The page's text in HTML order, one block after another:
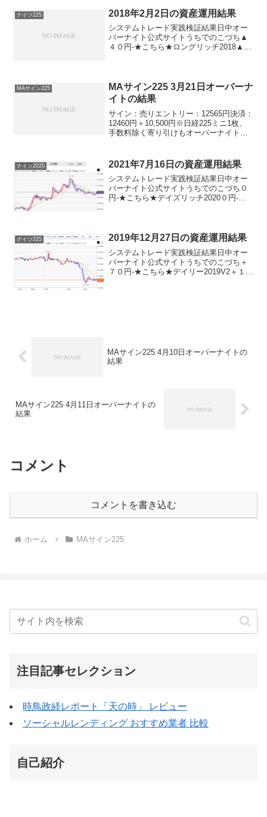
ナイツ225 2018年2月2日の資産運用結果
システムトレード実践検証結果日中オー
バーナイト公式サイトうちでのこづち▲
４０円-★こちら★ロングリッチ2018▲４
★...
MAサイン225
MAサイン225 3月21日オーバーナ
イトの結果
サイン：売りエントリー：12565円決済：
12460円＋10,500円※日経225ミニ1枚、
手数料除く寄り引けもオーバーナイトも
した。どんどん勝ってくださいよー！！
と祈...
ナイツ2020 2021年7月16日の資産運用結果
システムトレード実践検証結果日中オー
バーナイト公式サイトうちでのこづち０
円-★こちら★デイズリッチ2020０円-★
ナイツ225 2019年12月27日の資産運用結果
システムトレード実践検証結果日中オー
バーナイト公式サイトうちでのこづち＋
７０円-★こちら★デイリー2019V2＋１６
MAサイン225 4月10日オーバーナイトの
結果
MAサイン225 4月11日オーバーナイトの
結果
コメント
コメントを書き込む
ホーム MAサイン225
注目記事セレクション
時鳥政経レポート「天の時」 レビュー
ソーシャルレンディング おすすめ業者 比較
自己紹介